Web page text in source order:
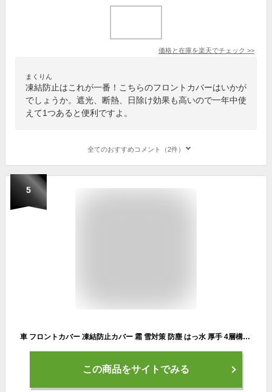
価格と在庫を楽天でチェック >>
まくりん
凍結防止はこれが一番！こちらのフロントカバーはいかが
でしょうか。遮光、断熱、日除け効果も高いので一年中使
えて1つあると便利ですよ。
全てのおすすめコメント（2件）
5
車 フロントカバー 凍結防止カバー 霜 雪対策 防塵 はっ水 厚手 4層構造 軽量 車用サンシェード 遮光断熱 折りたたみ 車用品 凍結防止シート KAN000425
この商品をサイトでみる